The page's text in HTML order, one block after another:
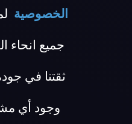
الخصوصية
جميع
وجود أي